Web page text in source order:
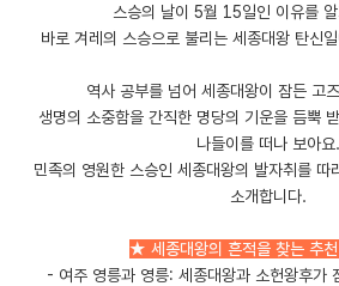
스승의 날이 5월 15일인 이유를
바로 겨레의 스승으로 불리는 세종대왕 탄신
역사 공부를 넘어 세종대왕이 잠든 고
생명의 소중함을 간직한 명당의 기운을 듬뿍
나들이를 떠나 보아요.
민족의 영원한 스승인 세종대왕의 발자취를 따
소개합니다.
★ 세종대왕의 흔적을 찾는 추
- 여주 영릉과 영릉: 세종대왕과 소헌왕후가